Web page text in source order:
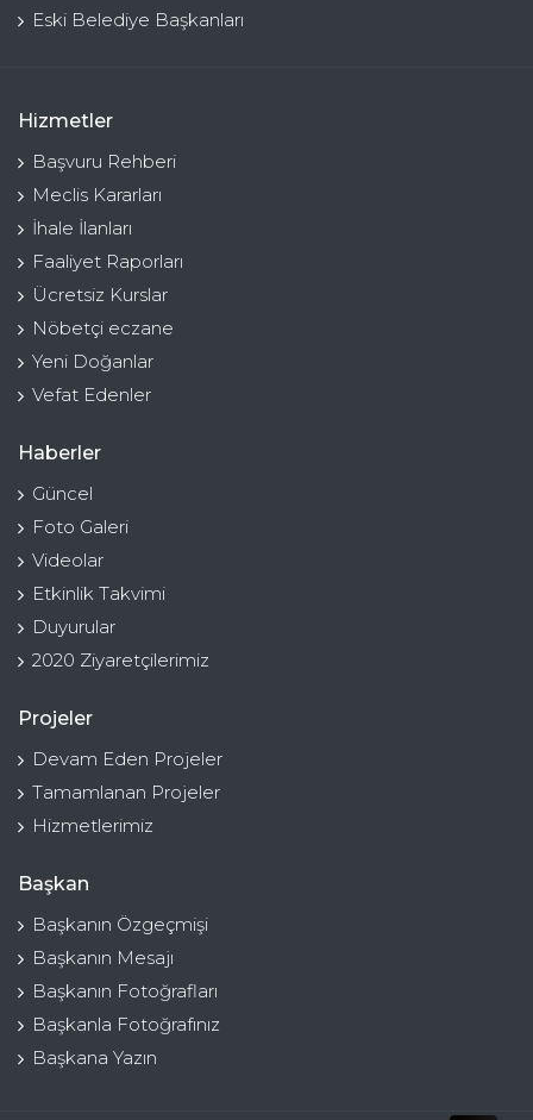
Eski Belediye Başkanları
Hizmetler
Başvuru Rehberi
Meclis Kararları
İhale İlanları
Faaliyet Raporları
Ücretsiz Kurslar
Nöbetçi eczane
Yeni Doğanlar
Vefat Edenler
Haberler
Güncel
Foto Galeri
Videolar
Etkinlik Takvimi
Duyurular
2020 Ziyaretçilerimiz
Projeler
Devam Eden Projeler
Tamamlanan Projeler
Hizmetlerimiz
Başkan
Başkanın Özgeçmişi
Başkanın Mesajı
Başkanın Fotoğrafları
Başkanla Fotoğrafınız
Başkana Yazın